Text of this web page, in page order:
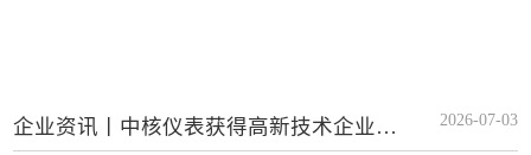
企业资讯丨中核仪表获得高新技术企业证书 2026-07-03